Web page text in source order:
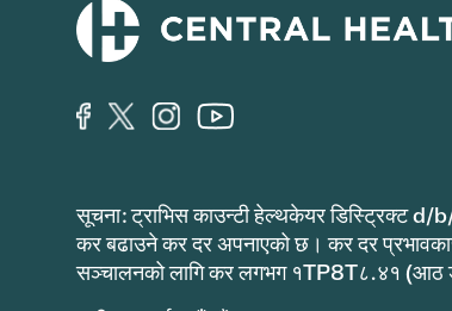
सूचना: ट्राभिस काउन्टी हेल्थकेयर डिस्ट्रिक्ट d/
कर बढाउने कर दर अपनाएको छ। कर दर
सञ्चालनको लागि कर लगभग १TP8T८.४१ (आठ